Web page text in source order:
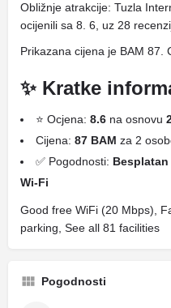
Obližnje atrakcije: Tuzla
ocijenili sa 8. 6, uz 28
Prikazana cijena je BAM 87.
✨ Kratke
⭐ Ocjena: 8.6 na osnovu
Cijena: 87 BAM za 2
✅ Pogodnosti:
Wi-Fi
Good free WiFi (20 Mbps),
parking, See all 81 facilities
Pogodnosti